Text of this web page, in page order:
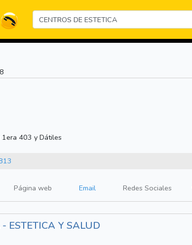
403 y Dátiles
Página web Email Redes Sociales
ESTETICA Y SALUD